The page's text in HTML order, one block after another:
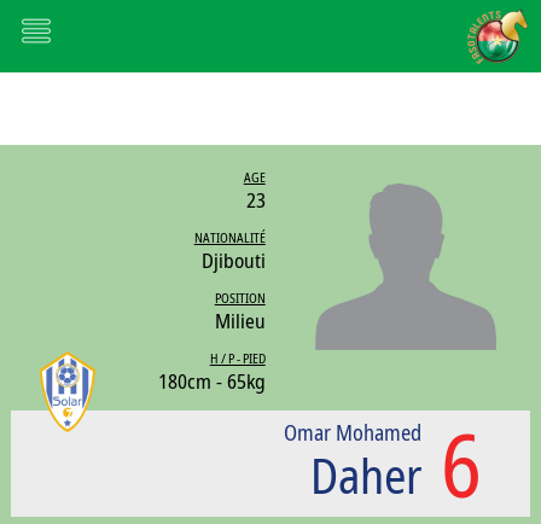
AGE
23
NATIONALITÉ
Djibouti
POSITION
Milieu
H / P - PIED
180cm - 65kg
6
Omar Mohamed
Daher